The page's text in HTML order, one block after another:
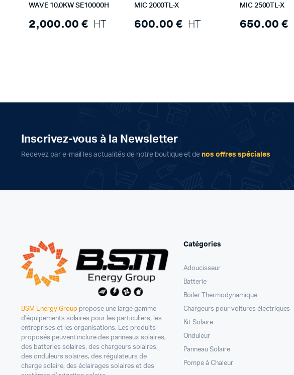
WAVE 10.0KW SE10000H
2,000.00 € HT
MIC 2000TL-X
600.00 € HT
MIC 2500TL-X
650.00 €
Inscrivez-vous à la Newsletter
Recevez par e-mail les actualités de notre boutique et denos offres spéciales
BSM Energy Group propose une large gamme
d’équipements solaires pour les particuliers, les
entreprises et les organisations. Les produits
proposés peuvent inclure des panneaux solaires,
des batteries solaires, des chargeurs solaires,
des onduleurs solaires, des régulateurs de
charge solaire, des éclairages solaires et des
Catégories
Adoucisseur
Batterie
Boiler Thermodynamique
Chargeurs pour voitures électriques
Kit Solaire
Onduleur
Panneau Solaire
Pompe à Chaleur